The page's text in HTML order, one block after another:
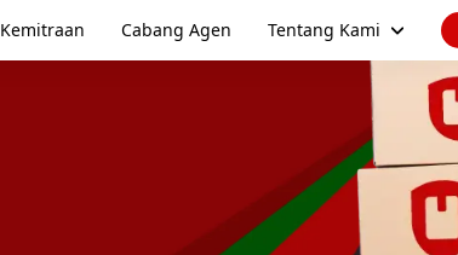
Kemitraan Cabang Agen Tentang Kami